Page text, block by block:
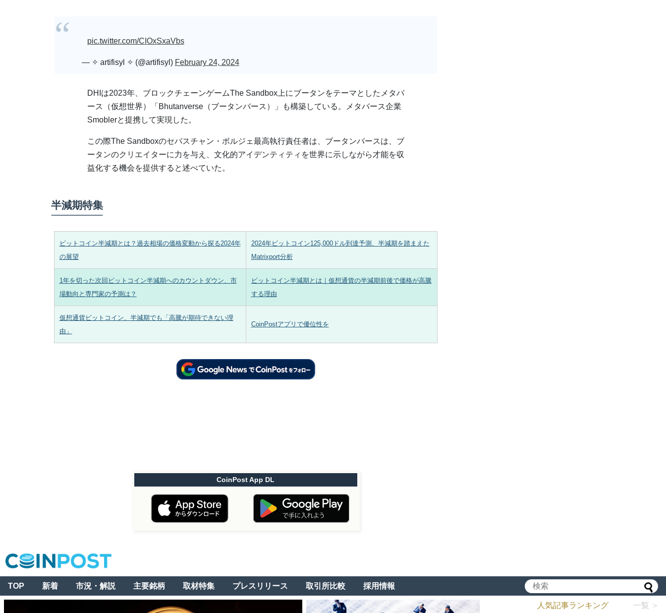
pic.twitter.com/CIOxSxaVbs
— ✧ artifisyl ✧ (@artifisyl) February 24, 2024
DHIは2023年、ブロックチェーンゲームThe Sandbox上にブータンをテーマとしたメタバ
ース（仮想世界）「Bhutanverse（ブータンバース）」も構築している。メタバース企業
Smoblerと提携して実現した。
この際The Sandboxのセバスチャン・ボルジェ最高執行責任者は、ブータンバースは、ブ
ータンのクリエイターに力を与え、文化的アイデンティティを世界に示しながら才能を収
益化する機会を提供すると述べていた。
半減期特集
ビットコイン半減期とは？過去相場の価格変動から探る2024年
の展望
2024年ビットコイン125,000ドル到達予測、半減期を踏まえた
Matrixport分析
1年を切った次回ビットコイン半減期へのカウントダウン、市
場動向と専門家の予測は？
ビットコイン半減期とは｜仮想通貨の半減期前後で価格が高騰
する理由
仮想通貨ビットコイン、半減期でも「高騰が期待できない理
由」
CoinPostアプリで優位性を
CoinPost App DL
TOP 新着 市況・解説 主要銘柄 取材特集 プレスリリース 取引所比較 採用情報
人気記事ランキング 一覧 ＞